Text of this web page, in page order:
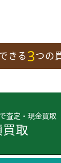
きる3つの
査定・現金買取
取